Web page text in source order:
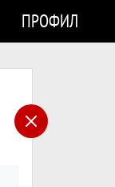
ПРОФИЛ